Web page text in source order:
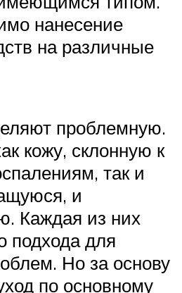
нанесение
на различные
проблемную.
кожу, склонную к
так и
и
Каждая из них
подхода для
Но за основу
по основному